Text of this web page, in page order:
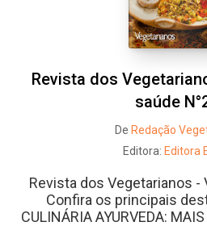
Revista dos
saúde
De Redação
Editora: Editora
Revista dos Vegetarianos -
Confira os principais
CULINÁRIA AYURVEDA: